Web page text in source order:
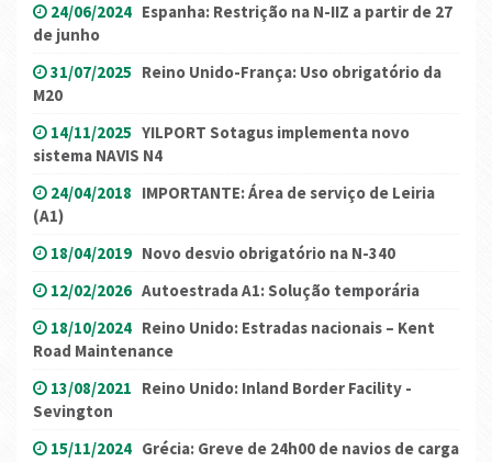
24/06/2024 Espanha: Restrição na N-IIZ a partir de 27
de junho
31/07/2025 Reino Unido-França: Uso obrigatório da
M20
14/11/2025 YILPORT Sotagus implementa novo
sistema NAVIS N4
24/04/2018 IMPORTANTE: Área de serviço de Leiria
(A1)
18/04/2019 Novo desvio obrigatório na N-340
12/02/2026 Autoestrada A1: Solução temporária
18/10/2024 Reino Unido: Estradas nacionais – Kent
Road Maintenance
13/08/2021 Reino Unido: Inland Border Facility -
Sevington
15/11/2024 Grécia: Greve de 24h00 de navios de carga